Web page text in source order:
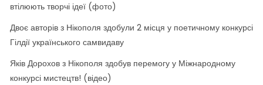
втілюють творчі ідеї (фото)
Двоє авторів з Нікополя здобули 2 місця у поетичному конкурсі
Гілдії українського самвидаву
Яків Дорохов з Нікополя здобув перемогу у Міжнародному
конкурсі мистецтв! (відео)